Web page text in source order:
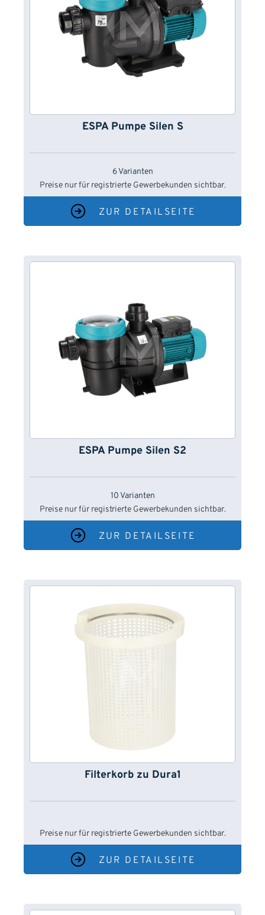
ESPA Pumpe Silen S
6 Varianten
Preise nur für registrierte Gewerbekunden sichtbar.
ZUR DETAILSEITE
ESPA Pumpe Silen S2
10 Varianten
Preise nur für registrierte Gewerbekunden sichtbar.
ZUR DETAILSEITE
Filterkorb zu Dura1
Preise nur für registrierte Gewerbekunden sichtbar.
ZUR DETAILSEITE